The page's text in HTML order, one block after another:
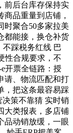
前后台库存保持实
品重量到店铺，
时聚合50多家拉美
都能接，换仓补货
不踩税务红线 巴
性合规要求，不
开票全链路：授
请、物流匹配和打
，把这条最容易踩
策不靠猜 实时销
大类报表，多店铺
品动销放缓，一眼